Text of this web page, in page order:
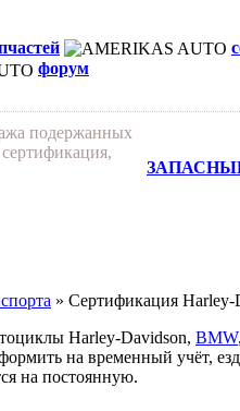
форум
подержанных
» Сертификация Harley-
Harley-Davidson, BMW,
на временный учёт,
на постоянную.